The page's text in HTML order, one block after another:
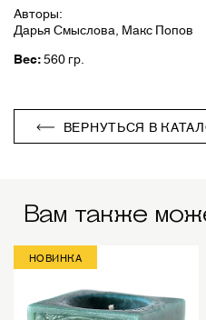
Авторы:
Дарья Смыслова, Макс Попов
Вес:560 гр.
ВЕРНУТЬСЯ В
Вам также
НОВИНКА